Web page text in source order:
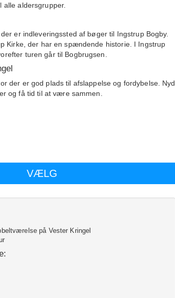
alle aldersgrupper.
er indleveringssted af bøger til Ingstrup Bogby.
Kirke, der har en spændende historie. I Ingstrup
turen går til Bogbrugsen.
der er god plads til afslappelse og fordybelse. Nyd
og få tid til at være sammen.
på Vester Kringel